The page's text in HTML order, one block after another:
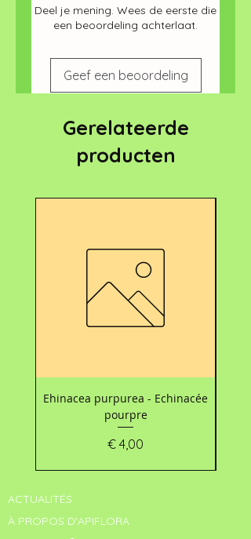
Deel je mening. Wees de eerste die
een beoordeling achterlaat.
Geef een beoordeling
Gerelateerde
producten
Ehinacea purpurea - Echinacée
pourpre
Prijs
€ 4,00
ACTUALITÉS
À PROPOS D'APIFLORA